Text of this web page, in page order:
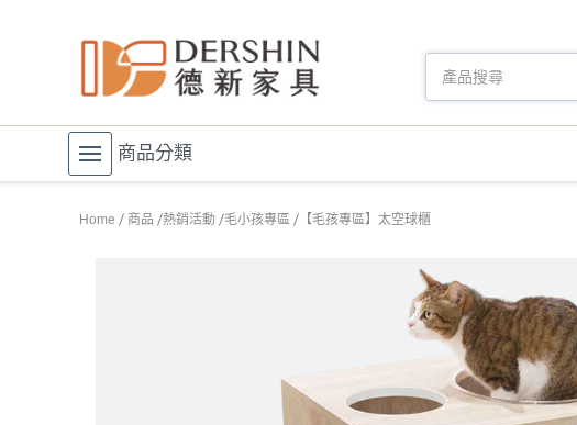
商品分類
Home 商品 熱銷活動 毛小孩專區 【毛孩專區】太空球櫃